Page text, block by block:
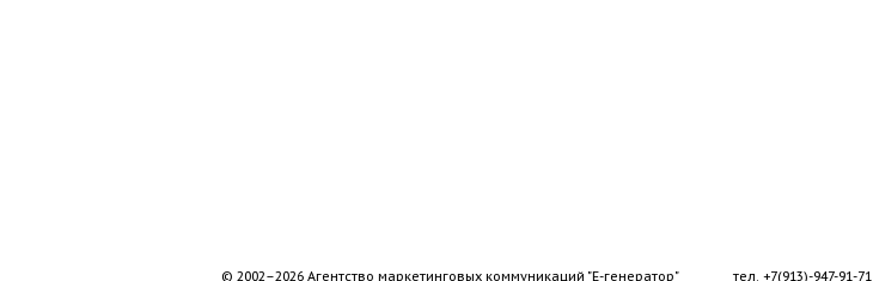
© 2002–2026 Агентство маркетинговых коммуникаций "Е-генератор" тел. +7(913)-947-91-71